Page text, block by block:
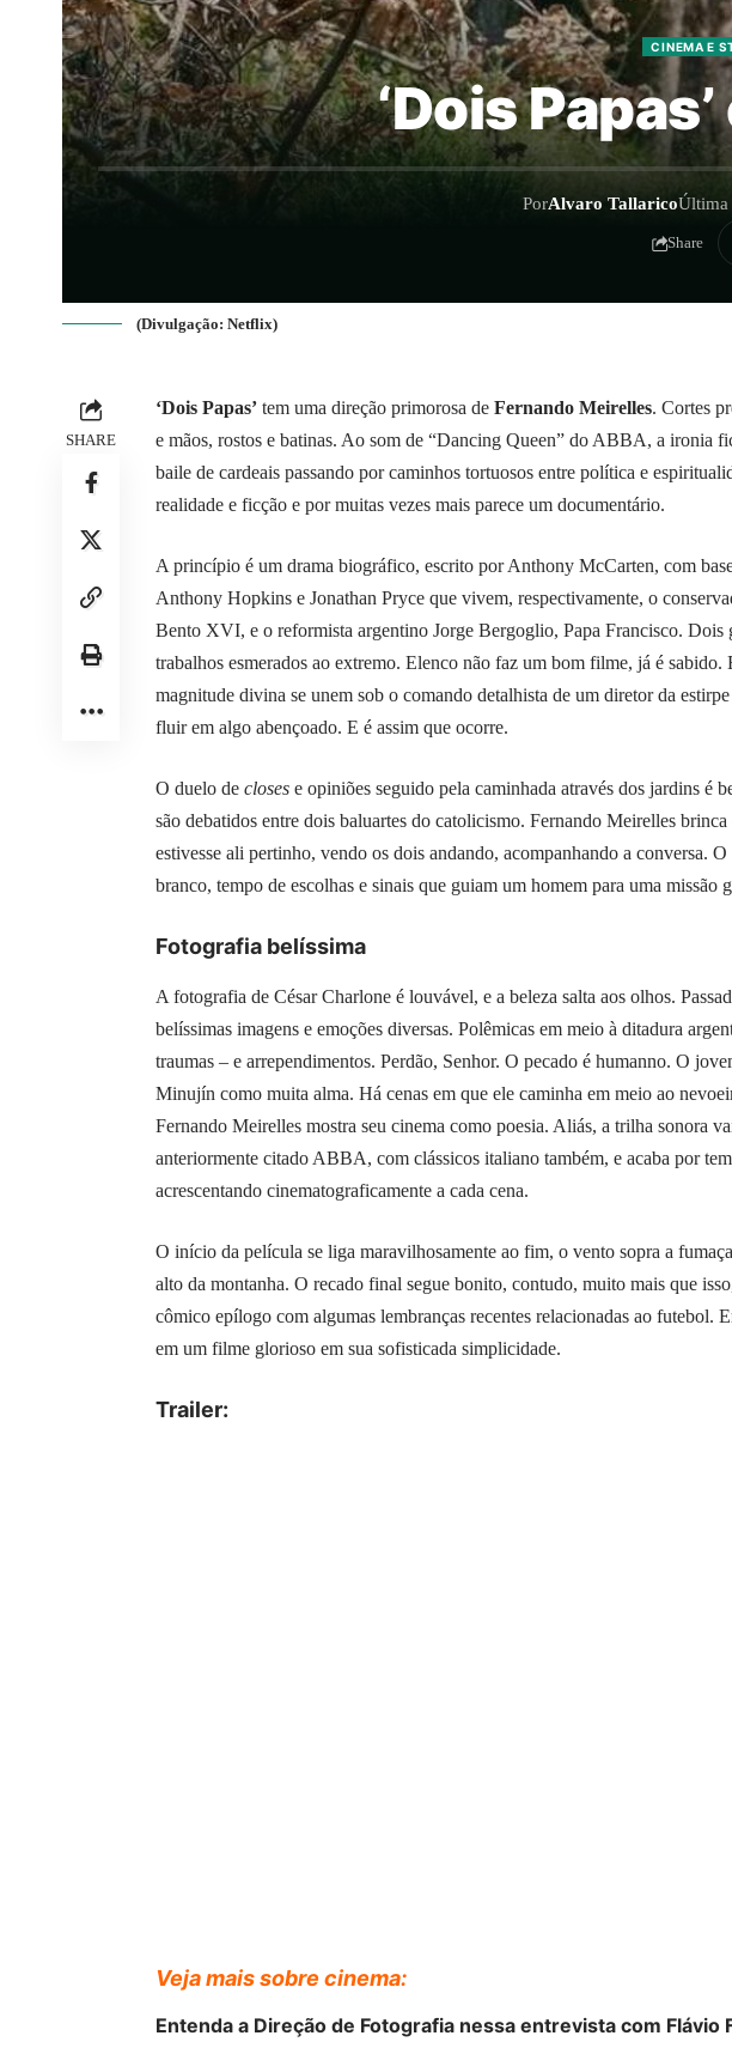
CINEMA E
‘Dois
PorAlvaro TallaricoÚltima
Share
(Divulgação: Netflix)
SHARE
‘Dois Papas’ tem uma direção primorosa de Fernando Meirelles. Cortes
e mãos, rostos e batinas. Ao som de “Dancing Queen” do ABBA, a ironia
baile de cardeais passando por caminhos tortuosos entre política e
realidade e ficção e por muitas vezes mais parece um documentário.
A princípio é um drama biográfico, escrito por Anthony McCarten, com
Anthony Hopkins e Jonathan Pryce que vivem, respectivamente, o
Bento XVI, e o reformista argentino Jorge Bergoglio, Papa Francisco. Dois
trabalhos esmerados ao extremo. Elenco não faz um bom filme, já é sabido.
magnitude divina se unem sob o comando detalhista de um diretor da
fluir em algo abençoado. E é assim que ocorre.
O duelo de closes e opiniões seguido pela caminhada através dos jardins é
são debatidos entre dois baluartes do catolicismo. Fernando Meirelles
estivesse ali pertinho, vendo os dois andando, acompanhando a conversa.
branco, tempo de escolhas e sinais que guiam um homem para uma missão
Fotografia belíssima
A fotografia de César Charlone é louvável, e a beleza salta aos olhos.
belíssimas imagens e emoções diversas. Polêmicas em meio à ditadura
traumas – e arrependimentos. Perdão, Senhor. O pecado é humanno. O
Minujín como muita alma. Há cenas em que ele caminha em meio ao
Fernando Meirelles mostra seu cinema como poesia. Aliás, a trilha sonora
anteriormente citado ABBA, com clássicos italiano também, e acaba por
acrescentando cinematograficamente a cada cena.
O início da película se liga maravilhosamente ao fim, o vento sopra a
alto da montanha. O recado final segue bonito, contudo, muito mais que
cômico epílogo com algumas lembranças recentes relacionadas ao futebol.
em um filme glorioso em sua sofisticada simplicidade.
Trailer:
Veja mais sobre cinema:
Entenda a Direção de Fotografia nessa entrevista com Flávio